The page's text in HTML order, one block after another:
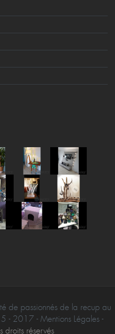
de passionnés de la recup au
- 2017 - Mentions Légales -
droits réservés